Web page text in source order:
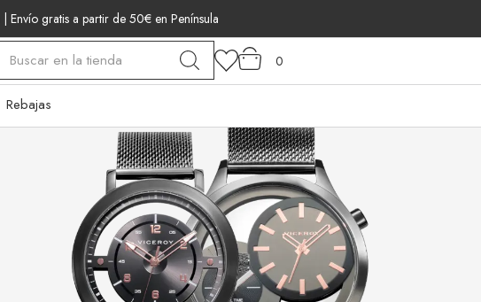
| Envío gratis a partir de 50€ en Península
0
Rebajas